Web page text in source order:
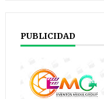
PUBLICIDAD